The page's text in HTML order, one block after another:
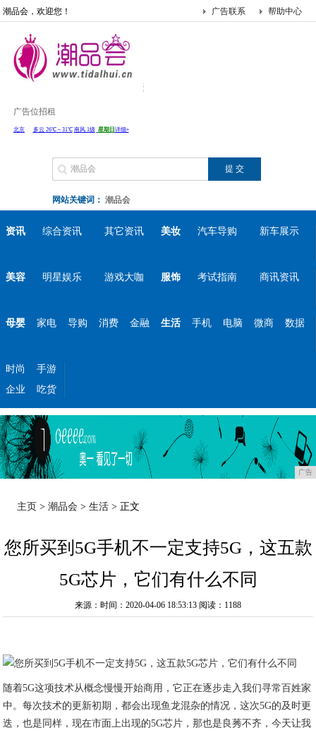
潮品会，欢迎您！ 帮助中心
广告联系
广告位招租
网站关键词： 潮品会
资讯 综合资讯 其它资讯 美妆 汽车导购 新车展示
美容 明星娱乐 游戏大咖 服饰 考试指南 商讯资讯
母婴 家电 导购 消费 金融 生活 手机 电脑 微商 数据
时尚
手游
企业
吃货
广告
主页 >潮品会 >生活 > 正文
您所买到5G手机不一定支持5G，这五款
5G芯片，它们有什么不同
来源：时间：2020-04-06 18:53:13 阅读：1188
随着5G这项技术从概念慢慢开始商用，它正在逐步走入我们寻常百姓家
中。每次技术的更新初期，都会出现鱼龙混杂的情况，这次5G的及时更
迭，也是同样，现在市面上出现的5G芯片，那也是良莠不齐，今天让我